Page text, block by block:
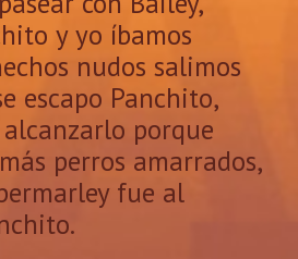
y yo íbamos
nudos salimos
escapo Panchito,
porque
perros amarrados,
fue al